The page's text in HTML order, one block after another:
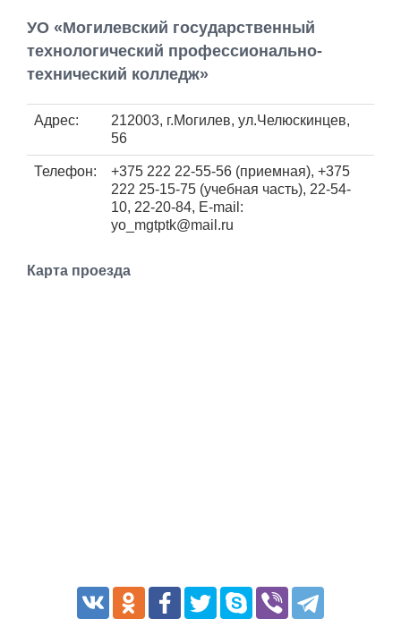
Работа
Афиша
Объявления
Транспорт
УО «Могилевский государственный
технологический профессионально-
технический колледж»
Адрес:
212003, г.Могилев, ул.Челюскинцев,
56
Телефон:
+375 222 22-55-56 (приемная), +375
222 25-15-75 (учебная часть), 22-54-
10, 22-20-84, Е-mail:
yo_mgtptk@mail.ru
Карта проезда